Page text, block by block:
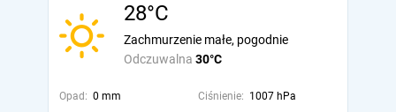
28°C
Odczuwalna 30°C
Zachmurzenie małe, pogodnie
Opad: 0 mm Ciśnienie: 1007 hPa